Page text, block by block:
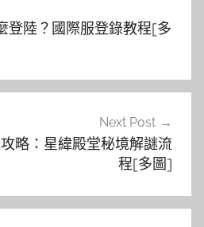
登陸？國際服登錄教程[多
Next Post
略：星緯殿堂秘境解謎流
程[多圖]